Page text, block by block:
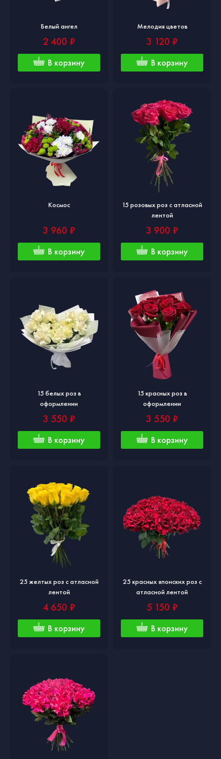
Белый ангел
2 400 ₽
В корзину
Мелодия цветов
3 120 ₽
В корзину
Космос
3 960 ₽
В корзину
15 розовых роз с атласной
лентой
3 900 ₽
В корзину
15 белых роз в
оформлении
3 550 ₽
В корзину
15 красных роз в
оформлении
3 550 ₽
В корзину
25 желтых роз с атласной
лентой
4 650 ₽
В корзину
25 красных японских роз с
атласной лентой
5 150 ₽
В корзину